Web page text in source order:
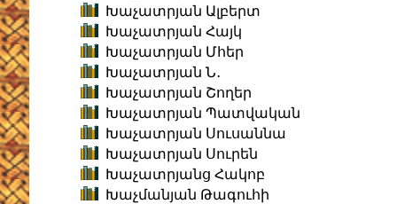
Խաչատրյան Ալբերտ
Խաչատրյան Հայկ
Խաչատրյան Մհեր
Խաչատրյան Ն․
Խաչատրյան Շողեր
Խաչատրյան Պատվական
Խաչատրյան Սուսաննա
Խաչատրյան Սուրեն
Խաչատրյանց Հակոբ
Խաչմանյան Թագուհի